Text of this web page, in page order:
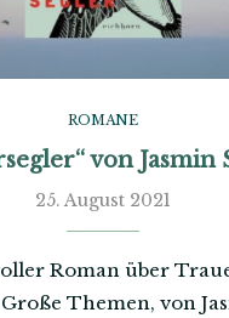
ROMANE
von Jasmin
25. August 2021
Roman über
Themen, von